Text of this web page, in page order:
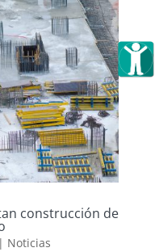
construcción de
Noticias